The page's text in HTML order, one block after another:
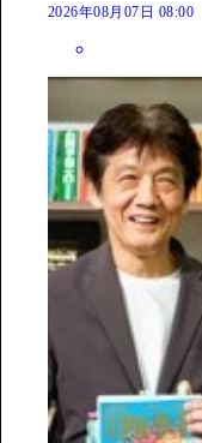
2026年08月07日 08:00